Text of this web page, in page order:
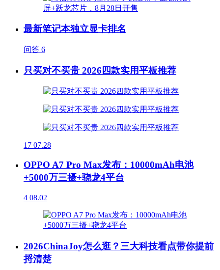
最新笔记本独立显卡排名
问答 6
只买对不买贵 2026四款实用平板推荐
17 07.28
OPPO A7 Pro Max发布：10000mAh电池
+5000万三摄+骁龙4平台
4 08.02
2026ChinaJoy怎么逛？三大科技看点带你提前
捋清楚